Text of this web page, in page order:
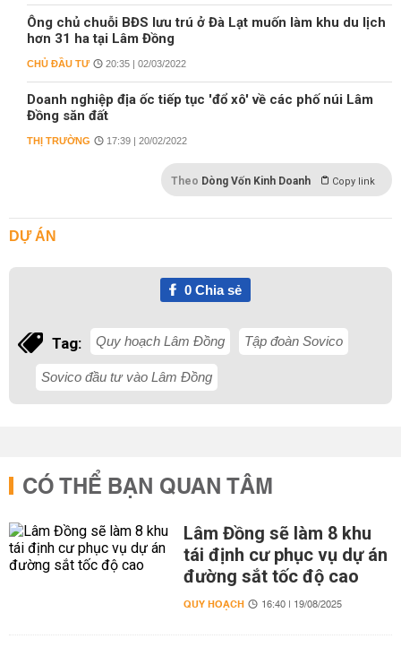
Ông chủ chuỗi BĐS lưu trú ở Đà Lạt muốn làm khu du lịch
hơn 31 ha tại Lâm Đồng
CHỦ ĐẦU TƯ 20:35 | 02/03/2022
Doanh nghiệp địa ốc tiếp tục 'đổ xô' về các phố núi Lâm
Đồng săn đất
THỊ TRƯỜNG 17:39 | 20/02/2022
Theo Dòng Vốn Kinh Doanh Copy link
DỰ ÁN
0Chia sẻ
Tag: Quy hoạch Lâm Đồng Tập đoàn Sovico
Sovico đầu tư vào Lâm Đồng
CÓ THỂ BẠN QUAN TÂM
Lâm Đồng sẽ làm 8 khu
tái định cư phục vụ dự án
đường sắt tốc độ cao
QUY HOẠCH 16:40 | 19/08/2025